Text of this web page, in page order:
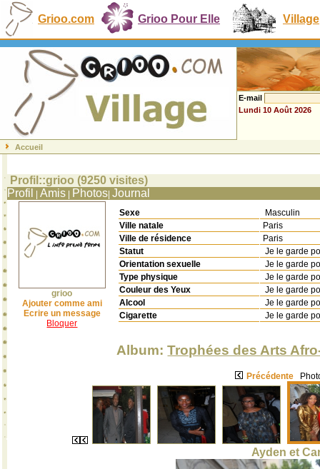
Grioo.com Grioo Pour Elle Village
E-mail
Lundi 10 Août 2026
Accueil
Profil::grioo (9250 visites)
Profil
Amis Photos Journal
grioo
Ajouter comme ami
Ecrire un message
Bloquer
Sexe
Masculin
Ville natale
Paris
Ville de résidence
Paris
Statut
Je le garde
Orientation sexuelle
Je le garde
Type physique
Je le garde
Couleur des Yeux
Je le garde
Alcool
Je le garde
Cigarette
Je le garde
Album:Trophées des Arts
Précédente
Ayden et